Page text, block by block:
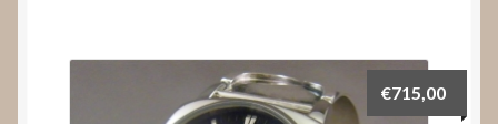
€715,00